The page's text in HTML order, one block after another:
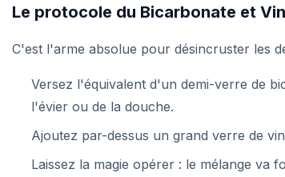
Le protocole du Bicarbonate et
C'est l'arme absolue pour désincruster les
Versez l'équivalent d'un demi-verre de
l'évier ou de la douche.
Ajoutez par-dessus un grand verre de
Laissez la magie opérer : le mélange va